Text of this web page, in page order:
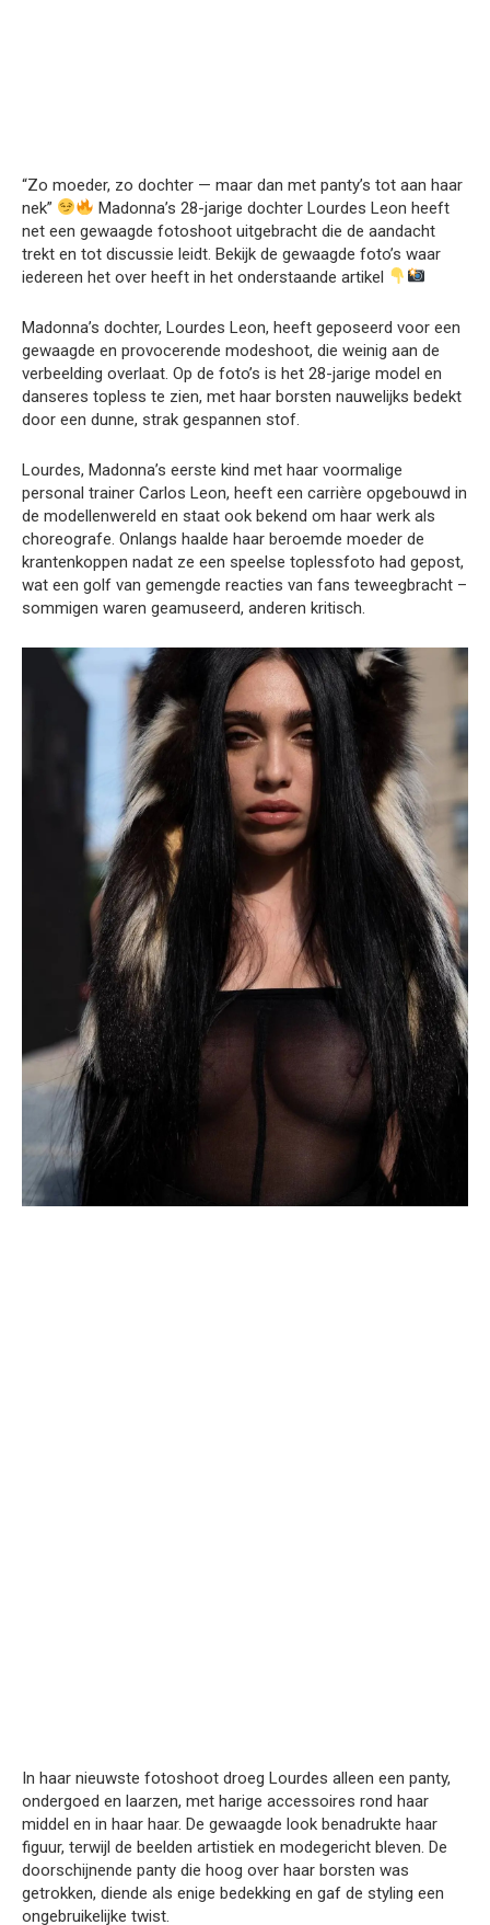
“Zo moeder, zo dochter — maar dan met panty’s tot aan haar
nek”
Madonna’s 28-jarige dochter Lourdes Leon heeft
net een gewaagde fotoshoot uitgebracht die de aandacht
trekt en tot discussie leidt. Bekijk de gewaagde foto’s waar
iedereen het over heeft in het onderstaande artikel
Madonna’s dochter, Lourdes Leon, heeft geposeerd voor een
gewaagde en provocerende modeshoot, die weinig aan de
verbeelding overlaat. Op de foto’s is het 28-jarige model en
danseres topless te zien, met haar borsten nauwelijks bedekt
door een dunne, strak gespannen stof.
Lourdes, Madonna’s eerste kind met haar voormalige
personal trainer Carlos Leon, heeft een carrière opgebouwd in
de modellenwereld en staat ook bekend om haar werk als
choreografe. Onlangs haalde haar beroemde moeder de
krantenkoppen nadat ze een speelse toplessfoto had gepost,
wat een golf van gemengde reacties van fans teweegbracht –
sommigen waren geamuseerd, anderen kritisch.
In haar nieuwste fotoshoot droeg Lourdes alleen een panty,
ondergoed en laarzen, met harige accessoires rond haar
middel en in haar haar. De gewaagde look benadrukte haar
figuur, terwijl de beelden artistiek en modegericht bleven. De
doorschijnende panty die hoog over haar borsten was
getrokken, diende als enige bedekking en gaf de styling een
ongebruikelijke twist.